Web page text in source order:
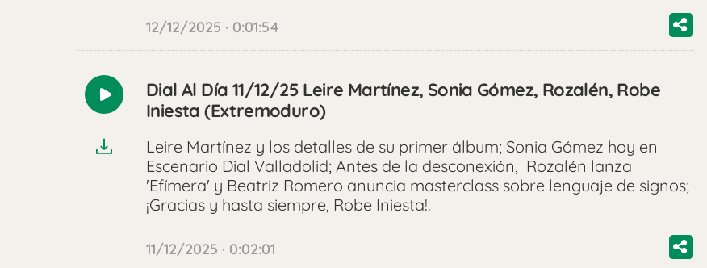
12/12/2025 · 0:01:54
Reproducir
Dial Al Día 11/12/25 Leire Martínez, Sonia Gómez, Rozalén, Robe
Iniesta (Extremoduro)
Leire Martínez y los detalles de su primer álbum; Sonia Gómez hoy en
Escenario Dial Valladolid; Antes de la desconexión, Rozalén lanza
'Efímera' y Beatriz Romero anuncia masterclass sobre lenguaje de signos;
¡Gracias y hasta siempre, Robe Iniesta!.
11/12/2025 · 0:02:01